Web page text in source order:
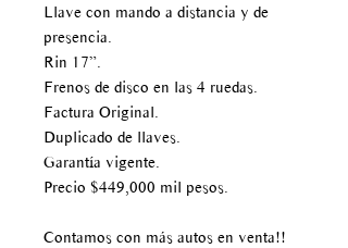
Llave con mando a distancia y de
presencia.
Rin 17”.
Frenos de disco en las 4 ruedas.
Factura Original.
Duplicado de llaves.
Garantía vigente.
Precio $449,000 mil pesos.
Contamos con más autos en venta!!